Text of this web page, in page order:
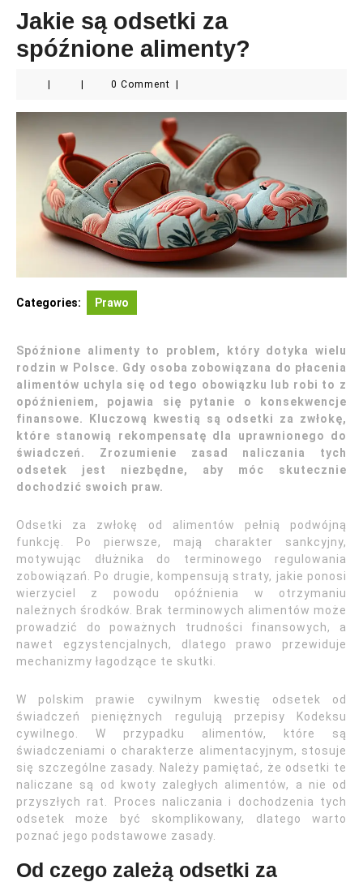
Jakie są odsetki za
spóźnione alimenty?
0 Comment
Categories: Prawo
Spóźnione alimenty to problem, który dotyka wielu
rodzin w Polsce. Gdy osoba zobowiązana do płacenia
alimentów uchyla się od tego obowiązku lub robi to z
opóźnieniem, pojawia się pytanie o konsekwencje
finansowe. Kluczową kwestią są odsetki za zwłokę,
które stanowią rekompensatę dla uprawnionego do
świadczeń. Zrozumienie zasad naliczania tych
odsetek jest niezbędne, aby móc skutecznie
dochodzić swoich praw.
Odsetki za zwłokę od alimentów pełnią podwójną
funkcję. Po pierwsze, mają charakter sankcyjny,
motywując dłużnika do terminowego regulowania
zobowiązań. Po drugie, kompensują straty, jakie ponosi
wierzyciel z powodu opóźnienia w otrzymaniu
należnych środków. Brak terminowych alimentów może
prowadzić do poważnych trudności finansowych, a
nawet egzystencjalnych, dlatego prawo przewiduje
mechanizmy łagodzące te skutki.
W polskim prawie cywilnym kwestię odsetek od
świadczeń pieniężnych regulują przepisy Kodeksu
cywilnego. W przypadku alimentów, które są
świadczeniami o charakterze alimentacyjnym, stosuje
się szczególne zasady. Należy pamiętać, że odsetki te
naliczane są od kwoty zaległych alimentów, a nie od
przyszłych rat. Proces naliczania i dochodzenia tych
odsetek może być skomplikowany, dlatego warto
poznać jego podstawowe zasady.
Od czego zależą odsetki za